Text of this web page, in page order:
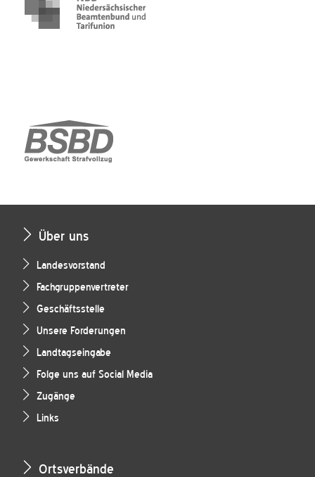
Über uns
Landesvorstand
Fachgruppenvertreter
Geschäftsstelle
Unsere Forderungen
Landtagseingabe
Folge uns auf Social Media
Zugänge
Links
Ortsverbände